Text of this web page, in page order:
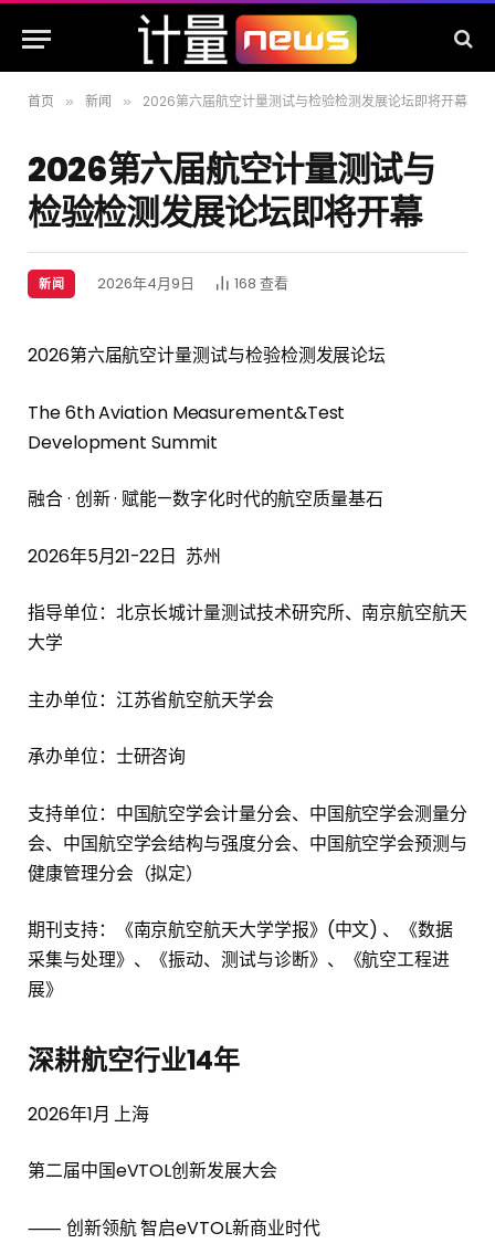
首页 » 新闻 » 2026第六届航空计量测试与检验检测发展论坛即将开幕
2026第六届航空计量测试与
检验检测发展论坛即将开幕
新闻 2026年4月9日 168查看
2026第六届航空计量测试与检验检测发展论坛
The 6th Aviation Measurement&Test
Development Summit
融合 · 创新 · 赋能—数字化时代的航空质量基石
2026年5月21-22日 苏州
指导单位：北京长城计量测试技术研究所、南京航空航天
大学
主办单位：江苏省航空航天学会
承办单位：士研咨询
支持单位：中国航空学会计量分会、中国航空学会测量分
会、中国航空学会结构与强度分会、中国航空学会预测与
健康管理分会（拟定）
期刊支持：《南京航空航天大学学报》(中文) 、《数据
采集与处理》、《振动、测试与诊断》、《航空工程进
展》
深耕航空行业14年
2026年1月 上海
第二届中国eVTOL创新发展大会
⸺ 创新领航 智启eVTOL新商业时代